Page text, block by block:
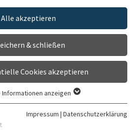
einen Blick
Alle akzeptieren
& schließen
Cookies akzeptieren
für grundlegende Funktionen der
ist gewährleistet, dass die
anzeigen
Impressum | Datenschutzerklärung